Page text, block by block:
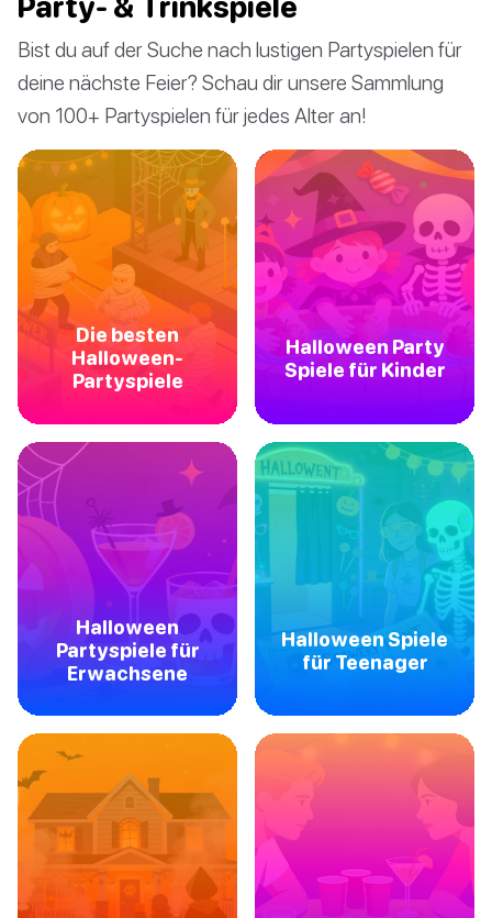
Bist du auf der Suche nach lustigen Partyspielen für
deine nächste Feier? Schau dir unsere Sammlung
von 100+ Partyspielen für jedes Alter an!
Die besten
Halloween-
Partyspiele
Halloween Party
Spiele für Kinder
Halloween
Partyspiele für
Erwachsene
Halloween Spiele
für Teenager